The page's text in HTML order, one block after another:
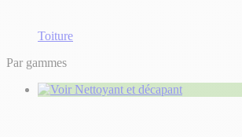
Toiture
Par gammes